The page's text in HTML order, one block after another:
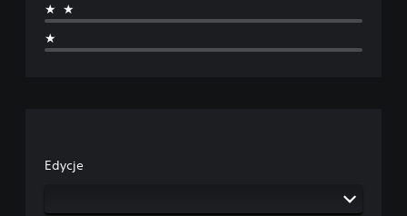
★★
★
Edycje